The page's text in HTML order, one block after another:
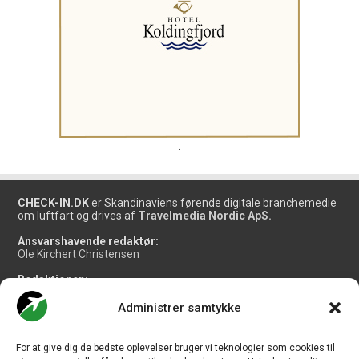
Administrer samtykke
For at give dig de bedste oplevelser bruger vi teknologier som cookies til
CHECK-IN.DK er Skandinaviens førende digitale branchemedie
om luftfart og drives af Travelmedia Nordic ApS.
Ansvarshavende redaktør:
Ole Kirchert Christensen
Redaktionen:
Christian Granhøj Skouboe
Henrik Baumgarten
Danny Longhi Andreasen
Salg og jobannoncer: